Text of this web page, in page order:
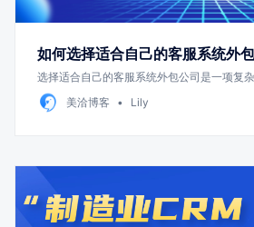
如何选择适合自己的客服系统外
选择适合自己的客服系统外包公司是一项复杂
美洽博客
Lily